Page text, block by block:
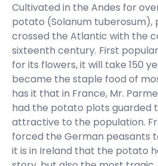
Cultivated in the Andes for
potato (Solanum tuberosum),
crossed the Atlantic with the
sixteenth century. First
for its flowers, it will take 150
became the staple food of
has it that in France, Mr.
had the potato plots guarded
attractive to the population.
forced the German peasants
it is in Ireland that the potato